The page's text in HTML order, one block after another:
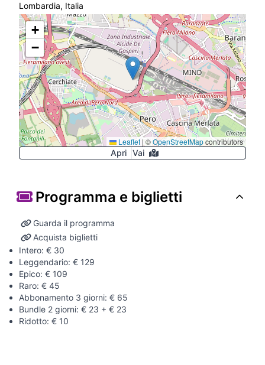
Lombardia, Italia
+
−
Leaflet |©OpenStreetMapcontributors
Apri
Vai
Programma e biglietti
Guarda il programma
Acquista biglietti
Intero: € 30
Leggendario: € 129
Epico: € 109
Raro: € 45
Abbonamento 3 giorni: € 65
Bundle 2 giorni: € 23 + € 23
Ridotto: € 10